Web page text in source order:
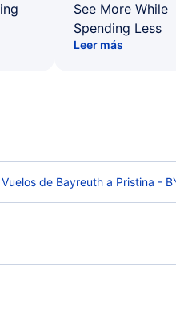
See More While
Spending Less
Leer más
Vuelos de Bayreuth a Pristina -